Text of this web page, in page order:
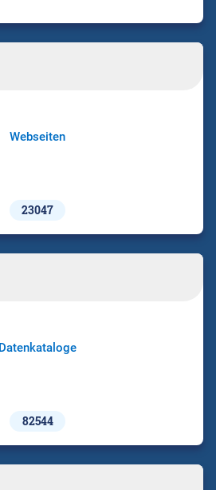
Webseiten
23047
Datenkataloge
82544